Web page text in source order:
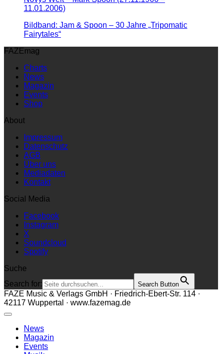
11.01.2006)
Bildband: Jam & Spoon – 30 Jahre „Tripomatic
Fairytales“
FAZEmag
Charts
News
Magazin
Events
Shop
About
Impressum
Datenschutz
AGB
Über uns
Mediadaten
Kontakt
Social Media
Facebook
Instagram
X
Soundcloud
Spotify
Suche
Search for:
Search Button
FAZE Music & Verlags GmbH · Friedrich-Ebert-Str. 114 ·
42117 Wuppertal · www.fazemag.de
News
Magazin
Events